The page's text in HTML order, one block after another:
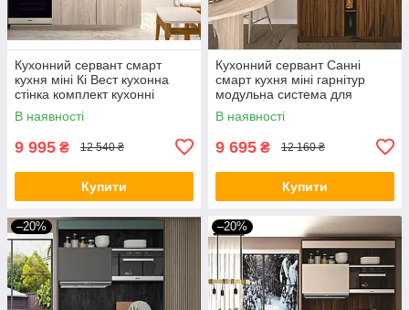
Кухонний сервант смарт
кухня міні Кі Вест кухонна
стінка комплект кухонні
гарнітури модульна система
для маленької кухні
В наявності
9 995 ₴ 12 540 ₴
Купити
Кухонний сервант Санні
смарт кухня міні гарнітур
модульна система для
маленької кухні кухонні
гарнітури 1300х600х2010мм
В наявності
9 695 ₴ 12 160 ₴
Купити
–20% –20%